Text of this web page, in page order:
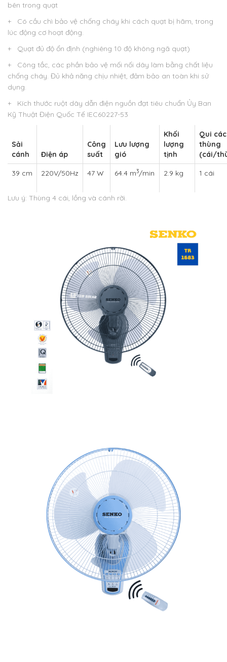
bên trong quạt
+ Có cầu chì bảo vệ chống cháy khi cách quạt bị hãm, trong
lúc động cơ hoạt động.
+ Quạt đủ độ ổn định (nghiêng 10 độ không ngã quạt)
+ Công tắc, các phần bảo vệ mối nối dây làm bằng chất liệu
chống cháy. Đủ khả năng chịu nhiệt, đảm bảo an toàn khi sử
dụng.
+ Kích thước ruột dây dẫn điện nguồn đạt tiêu chuẩn Ủy Ban
Kỹ Thuật Điện Quốc Tế IEC60227-53
Sải
cánh
Điện áp
Công
suất
Lưu lượng
gió
Khối
lượng
tịnh
Qui
thùng
(cái/
39 cm 220V/50Hz 47 W 64.4 m3/min 2.9 kg 1 cái
Lưu ý: Thùng 4 cái, lồng và cánh rời.